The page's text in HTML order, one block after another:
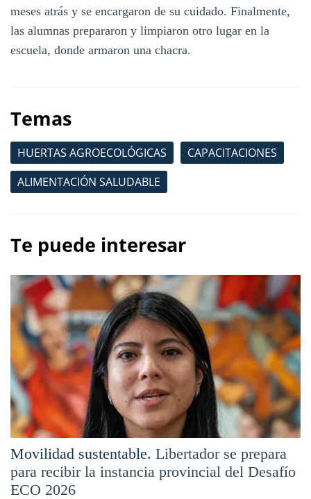
meses atrás y se encargaron de su cuidado. Finalmente,
las alumnas prepararon y limpiaron otro lugar en la
escuela, donde armaron una chacra.
Temas
HUERTAS AGROECOLÓGICAS
CAPACITACIONES
ALIMENTACIÓN SALUDABLE
Te puede interesar
Movilidad sustentable. Libertador se prepara
para recibir la instancia provincial del Desafío
ECO 2026